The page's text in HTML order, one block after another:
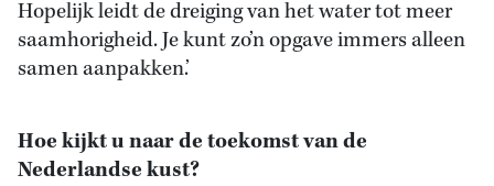
Hopelijk leidt de dreiging van het water tot meer
saamhorigheid. Je kunt zo’n opgave immers alleen
samen aanpakken.’
Hoe kijkt u naar de toekomst van de
Nederlandse kust?